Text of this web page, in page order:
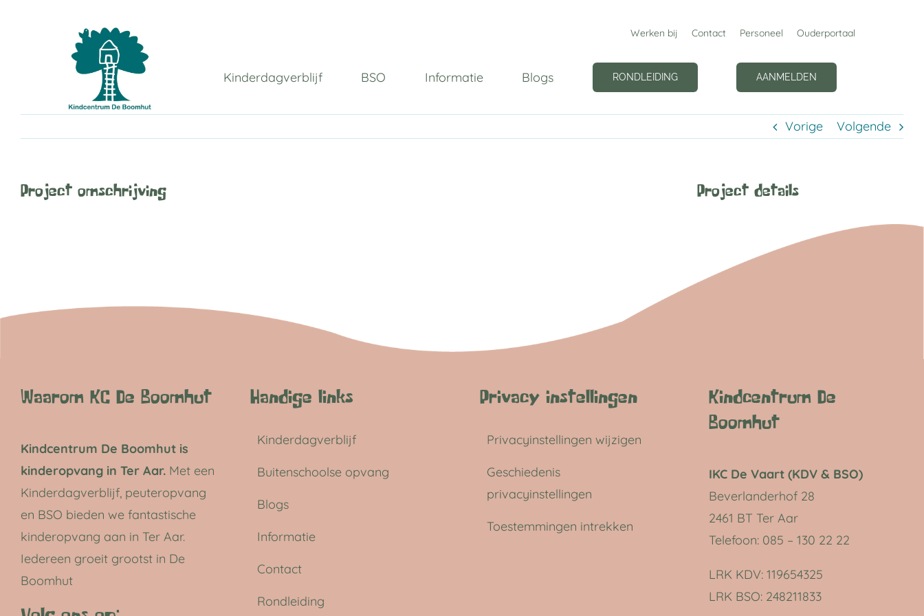
Werken bij Contact Personeel Ouderportaal
Kinderdagverblijf BSO Informatie Blogs RONDLEIDING AANMELDEN
Vorige Volgende
Project omschrijving Project details
Waarom KC De Boomhut
Kindcentrum De Boomhut is
kinderopvang in Ter Aar.Met een
Kinderdagverblijf, peuteropvang
en BSO bieden we fantastische
kinderopvang aan in Ter Aar.
Iedereen groeit grootst in De
Boomhut
Handige links
Kinderdagverblijf
Buitenschoolse opvang
Blogs
Informatie
Contact
Rondleiding
Privacy instellingen
Privacyinstellingen wijzigen
Geschiedenis
privacyinstellingen
Toestemmingen intrekken
Kindcentrum De
Boomhut
IKC De Vaart (KDV & BSO)
Beverlanderhof 28
2461 BT Ter Aar
Telefoon: 085 – 130 22 22
LRK KDV:119654325
LRK BSO: 248211833